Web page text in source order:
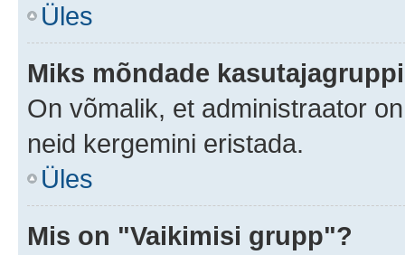
Üles
Miks mõndade
On võmalik, et administraator
neid kergemini eristada.
Üles
Mis on "Vaikimisi grupp"?